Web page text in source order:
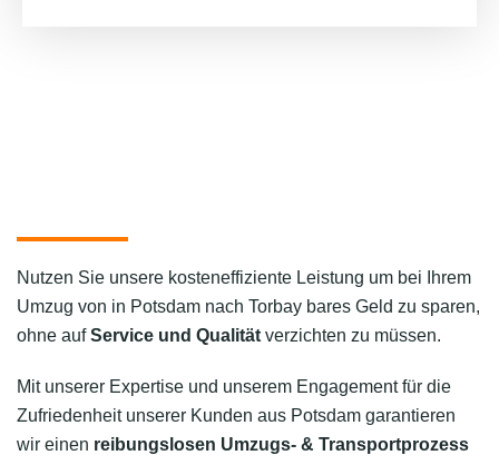
Nutzen Sie unsere kosteneffiziente Leistung um bei Ihrem
Umzug von in Potsdam nach Torbay bares Geld zu sparen,
ohne aufService und Qualität verzichten zu müssen.
Mit unserer Expertise und unserem Engagement für die
Zufriedenheit unserer Kunden aus Potsdam garantieren
wir einen reibungslosen Umzugs- & Transportprozess